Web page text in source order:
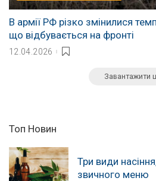
В армії РФ різко змінилися
що відбувається на фронті
12.04.2026
Завантажити
Топ Новин
Три види
звичного меню